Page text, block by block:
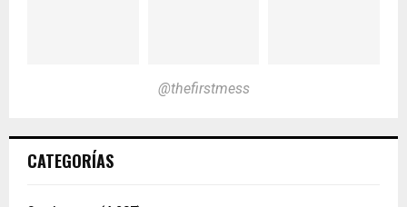
@thefirstmess
CATEGORÍAS